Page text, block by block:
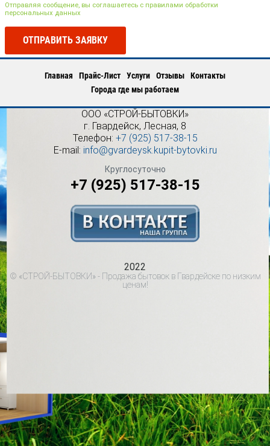
Отправляя сообщение, вы соглашаетесь с правилами обработки
персональных данных
ОТПРАВИТЬ ЗАЯВКУ
Главная Прайс-Лист Услуги Отзывы
Контакты
Города где мы работаем
ООО «СТРОЙ-БЫТОВКИ»
г. Гвардейск, Лесная, 8
Телефон: +7 (925) 517-38-15
E-mail: info@gvardeysk.kupit-bytovki.ru
Круглосуточно
+7 (925) 517-38-15
2022
© «СТРОЙ-БЫТОВКИ» - Продажа бытовок в Гвардейске по низким
ценам!